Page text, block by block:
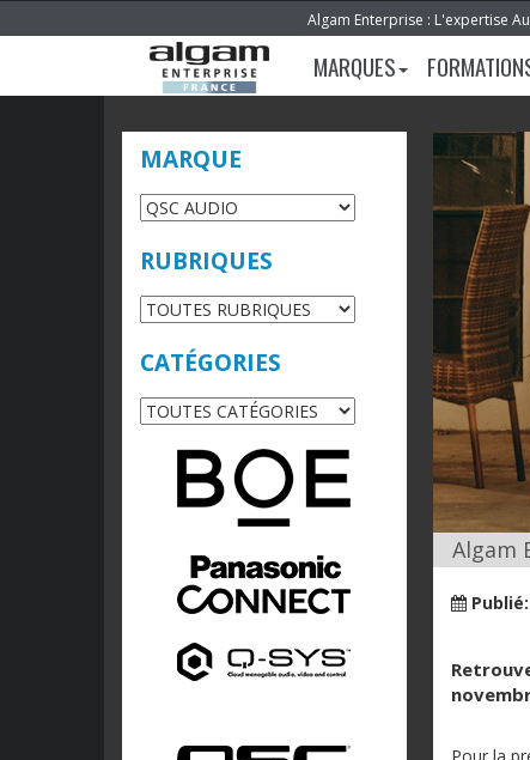
Algam Enterprise : L'expertise
MARQUES
MARQUE
RUBRIQUES
CATÉGORIES
Algam
Publié:
Pour la